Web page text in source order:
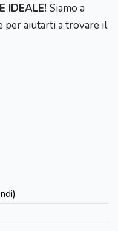
IDEALE! Siamo a
per aiutarti a trovare il